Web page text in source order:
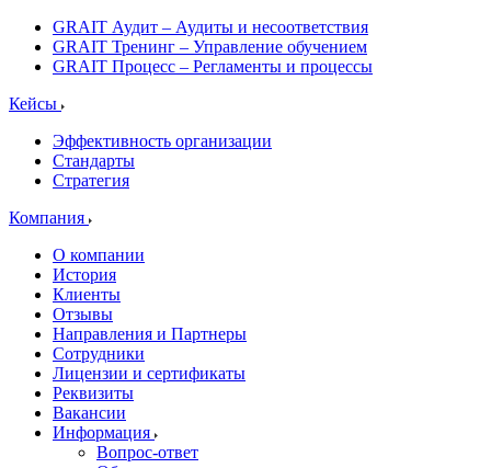
GRAIT Аудит – Аудиты и несоответствия
GRAIT Тренинг – Управление обучением
GRAIT Процесс – Регламенты и процессы
Кейсы
Эффективность организации
Стандарты
Стратегия
Компания
О компании
История
Клиенты
Отзывы
Направления и Партнеры
Сотрудники
Лицензии и сертификаты
Реквизиты
Вакансии
Информация
Вопрос-ответ